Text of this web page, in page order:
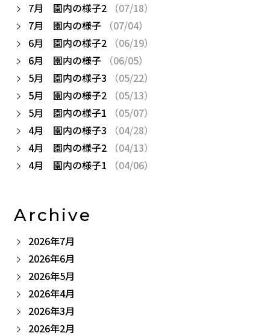
7月 園内の様子2
（07/18）
7月 園内の様子
（07/04）
6月 園内の様子2
（06/19）
6月 園内の様子
（06/05）
5月 園内の様子3
（05/22）
5月 園内の様子2
（05/13）
5月 園内の様子1
（05/07）
4月 園内の様子3
（04/28）
4月 園内の様子2
（04/13）
4月 園内の様子1
（04/06）
Archive
2026年7月
2026年6月
2026年5月
2026年4月
2026年3月
2026年2月